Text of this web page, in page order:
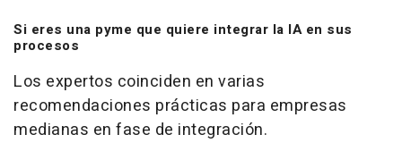
Si eres una pyme que quiere integrar la IA en sus
procesos
Los expertos coinciden en varias
recomendaciones prácticas para empresas
medianas en fase de integración.